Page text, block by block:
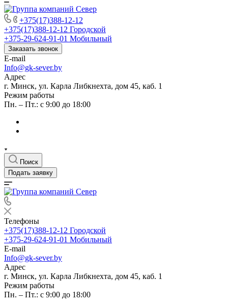
+375(17)388-12-12
+375(17)388-12-12 Городской
+375-29-624-91-01 Мобильный
Заказать звонок
E-mail
Info@gk-sever.by
Адрес
г. Минск, ул. Карла Либкнехта, дом 45, каб. 1
Режим работы
Пн. – Пт.: с 9:00 до 18:00
Поиск
Подать заявку
Телефоны
+375(17)388-12-12 Городской
+375-29-624-91-01 Мобильный
E-mail
Info@gk-sever.by
Адрес
г. Минск, ул. Карла Либкнехта, дом 45, каб. 1
Режим работы
Пн. – Пт.: с 9:00 до 18:00